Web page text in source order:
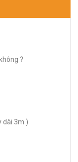
?
dài 3m )